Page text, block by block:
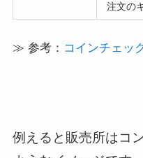
注文の
≫ 参考： コインチェッ
例えると販売所はコ